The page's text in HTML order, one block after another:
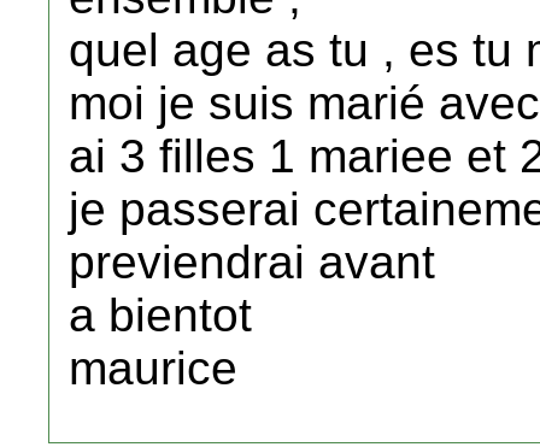
quel age as tu , es tu
moi je suis marié
ai 3 filles 1 mariee et
je passerai
previendrai avant
a bientot
maurice